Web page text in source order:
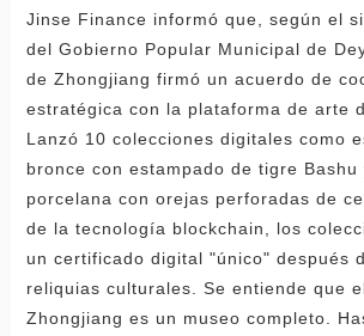
Jinse Finance informó que, según el
del Gobierno Popular Municipal de
de Zhongjiang firmó un acuerdo de
estratégica con la plataforma de arte
Lanzó 10 colecciones digitales como
bronce con estampado de tigre
porcelana con orejas perforadas de
de la tecnología blockchain, los
un certificado digital "único" después
reliquias culturales. Se entiende que
Zhongjiang es un museo completo.